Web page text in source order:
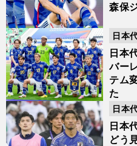
森保
日本
バー
テム
た
日本
日本
どう
日本